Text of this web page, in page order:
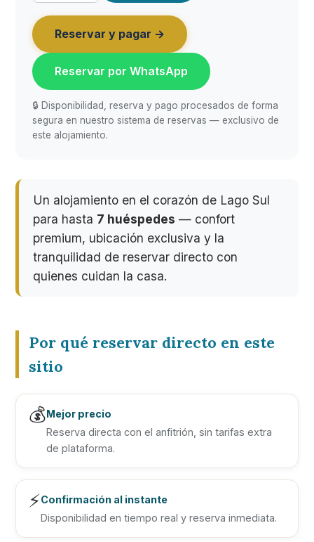
Reservar y pagar →
Reservar por WhatsApp
🔒 Disponibilidad, reserva y pago procesados de forma
segura en nuestro sistema de reservas — exclusivo de
este alojamiento.
Un alojamiento en el corazón de Lago Sul
para hasta 7 huéspedes — confort
premium, ubicación exclusiva y la
tranquilidad de reservar directo con
quienes cuidan la casa.
Por qué reservar directo en este
sitio
💰Mejor precio
Reserva directa con el anfitrión, sin tarifas extra
de plataforma.
⚡Confirmación al instante
Disponibilidad en tiempo real y reserva inmediata.